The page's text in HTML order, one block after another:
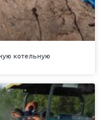
котельную